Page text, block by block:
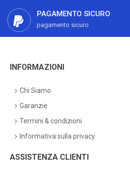
PAGAMENTO SICURO
pagamento sicuro
INFORMAZIONI
Chi Siamo
Garanzie
Termini & condizioni
Informativa sulla privacy
ASSISTENZA CLIENTI